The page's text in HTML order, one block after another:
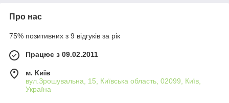
Про нас
75% позитивних з 9 відгуків за рік
Працює з 09.02.2011
м. Київ
вул.Зрошувальна, 15, Київська область, 02099, Київ,
Україна